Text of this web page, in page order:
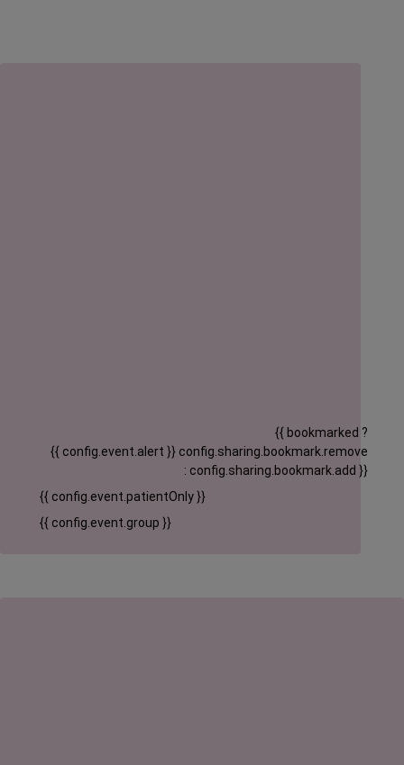
{{ config.event.alert }}
{{ bookmarked ?
config.sharing.bookmark.remove
: config.sharing.bookmark.add }}
{{ config.event.patientOnly }}
{{ config.event.group }}